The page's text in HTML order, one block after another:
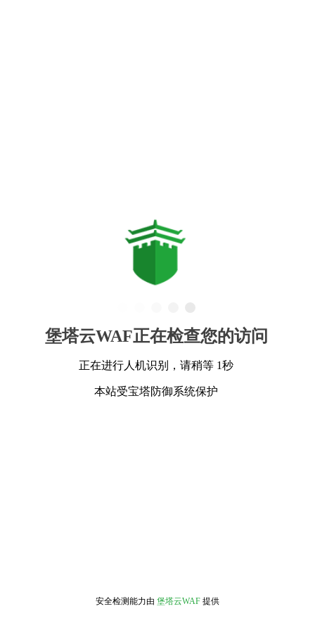
堡塔云WAF正在检查您的访问
正在进行人机识别，请稍等 1秒
本站受宝塔防御系统保护
安全检测能力由 堡塔云WAF 提供